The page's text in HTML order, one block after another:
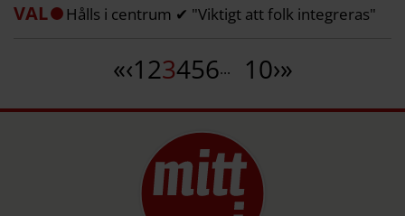
VAL Hålls i centrum ✔ "Viktigt att folk integreras"
«‹123456... 10›»